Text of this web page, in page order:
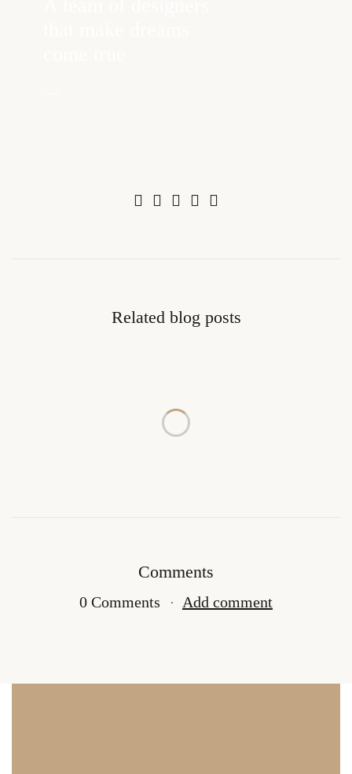
Related blog posts
Comments
0 Comments Add comment